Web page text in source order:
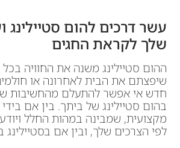
עשר דרכים להום סטיילינג
שלך לקראת החגים
ההום סטיילינג משנה את החוויה
שיפצתם את הבית לאחרונה או
חדש אי אפשר להתעלם מהחשיבות
בהום סטיילינג של ביתך. בין אם
מקצועית, שמבינה במהות החלל
לפי הצרכים שלך, ובין אם בסטיילינג